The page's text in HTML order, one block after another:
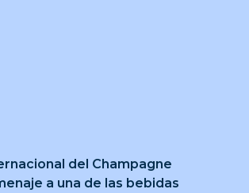
del Champagne
a una de las bebidas